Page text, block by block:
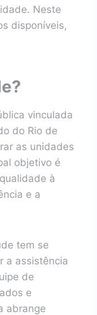
Neste
disponíveis,
vinculada
do Rio de
as unidades
objetivo é
à
e a
tem se
a assistência
de
e
abrange